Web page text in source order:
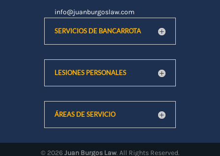
info@juanburgoslaw.com
SERVICIOS DE BANCARROTA
LESIONES PERSONALES
ÁREAS DE SERVICIO
© 2026 Juan Burgos Law. All Rights Reserved.